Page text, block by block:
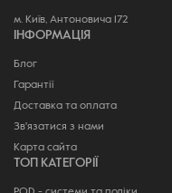
м. Київ, Антоновича 172
ІНФОРМАЦІЯ
Блог
Гарантії
Доставка та оплата
Зв'язатися з нами
Карта сайта
ТОП КАТЕГОРІЇ